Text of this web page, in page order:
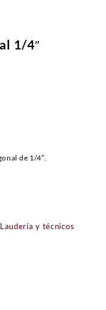
1/4″
de 1/4″.
Laudería y técnicos